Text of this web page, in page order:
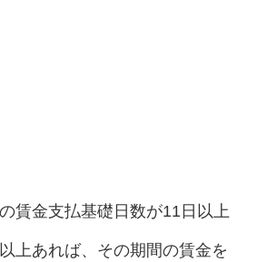
賃金支払基礎日数が11日以上
上あれば、その期間の賃金を